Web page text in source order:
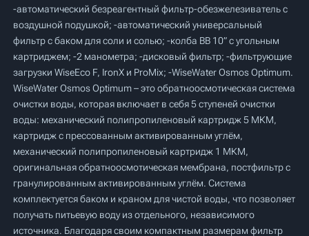
-автоматический безреагентный фильтр-обезжелезиватель с
воздушной подушкой; -автоматический универсальный
фильтр с баком для соли и солью; -колба BB 10” с угольным
картриджем; -2 манометра; -дисковый фильтр; -фильтрующие
загрузки WiseEco F, IronX и ProMix; -WiseWater Osmos Optimum.
WiseWater Osmos Optimum – это обратноосмотическая система
очистки воды, которая включает в себя 5 ступеней очистки
воды: механический полипропиленовый картридж 5 МКМ,
картридж с прессованным активированным углём,
механический полипропиленовый картридж 1 МКМ,
оригинальная обратноосмотическая мембрана, постфильтр с
гранулированным активированным углём. Система
комплектуется баком и краном для чистой воды, что позволяет
получать питьевую воду из отдельного, независимого
источника. Благодаря своим компактным размерам фильтр